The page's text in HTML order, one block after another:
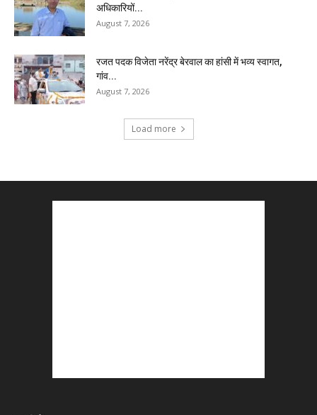
अधिकारियों...
August 7, 2026
रजत पदक विजेता नरेंद्र बेरवाल का हांसी में भव्य स्वागत,
गांव...
August 7, 2026
Load more